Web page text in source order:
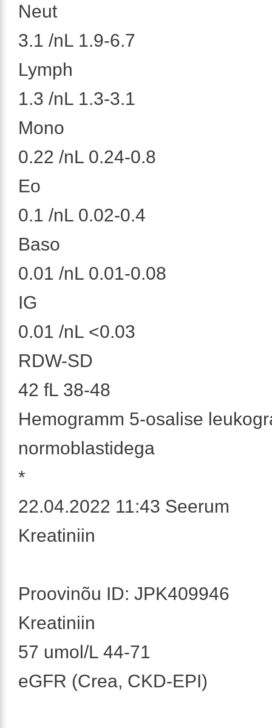
Neut
3.1 /nL 1.9-6.7
Lymph
1.3 /nL 1.3-3.1
Mono
0.22 /nL 0.24-0.8
Eo
0.1 /nL 0.02-0.4
Baso
0.01 /nL 0.01-0.08
IG
0.01 /nL <0.03
RDW-SD
42 fL 38-48
Hemogramm 5-osalise
normoblastidega
*
22.04.2022 11:43 Seerum
Kreatiniin
Proovinõu ID: JPK409946
Kreatiniin
57 umol/L 44-71
eGFR (Crea, CKD-EPI)